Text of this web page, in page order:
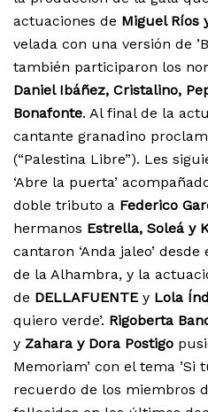
actuaciones de Miguel Ríos
velada con una versión de
también participaron los
Daniel Ibáñez, Cristalino,
Bonafonte. Al final de la
cantante granadino
(“Palestina Libre”). Les
‘Abre la puerta’
doble tributo a Federico
hermanos Estrella, Soleá y
cantaron ‘Anda jaleo’
de la Alhambra, y la
de DELLAFUENTE y Lola
quiero verde’. Rigoberta
y Zahara y Dora Postigo
Memoriam’ con el tema ’Si
recuerdo de los miembros